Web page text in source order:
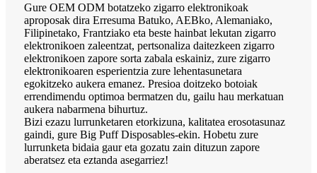
Gure OEM ODM botatzeko zigarro elektronikoak
aproposak dira Erresuma Batuko, AEBko, Alemaniako,
Filipinetako, Frantziako eta beste hainbat lekutan zigarro
elektronikoen zaleentzat, pertsonaliza daitezkeen zigarro
elektronikoen zapore sorta zabala eskainiz, zure zigarro
elektronikoaren esperientzia zure lehentasunetara
egokitzeko aukera emanez. Presioa doitzeko botoiak
errendimendu optimoa bermatzen du, gailu hau merkatuan
aukera nabarmena bihurtuz.
Bizi ezazu lurrunketaren etorkizuna, kalitatea erosotasunaz
gaindi, gure Big Puff Disposables-ekin. Hobetu zure
lurrunketa bidaia gaur eta gozatu zain dituzun zapore
aberatsez eta eztanda asegarriez!